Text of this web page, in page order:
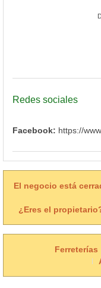
Redes sociales
Facebook: https://
El negocio está
¿Eres el
Ferreterías